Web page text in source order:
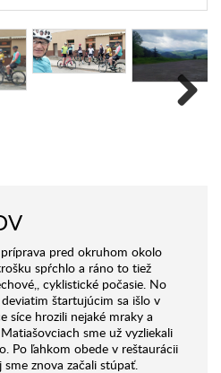
pred okruhom okolo
spŕchlo a ráno to tiež
cyklistické počasie. No
štartujúcim sa išlo v
síce hrozili nejaké mraky a
sme už vyzliekali
Po ľahkom obede v reštaurácii
sme znova začali stúpať.